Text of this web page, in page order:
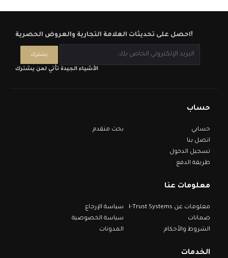
احصل على تحديثات العلامة التجارية والعروض الحصرية!
الأشياء الجيدة تأتي لمن يشترك
حساب
حسابي
اتصل بنا
تسجيل الدخول
طريقة الدفع
بحث متقدم
معلومات عنا
معلومات عن I-Trust Systems
ضمانات
الشروط والأحكام
سياسة الإرجاع
سياسة الخصوصية
المدونات
الخدمات